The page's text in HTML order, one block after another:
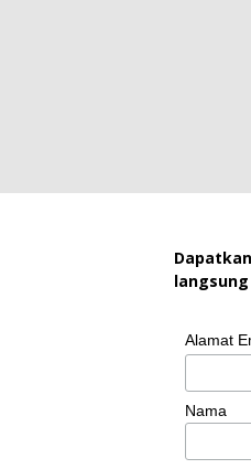
Alamat
Nama